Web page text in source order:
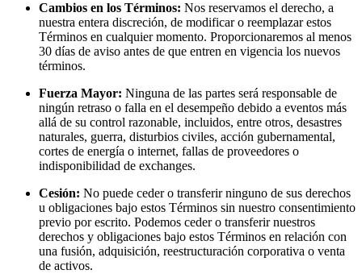
Cambios en los Términos: Nos reservamos el derecho, a
nuestra entera discreción, de modificar o reemplazar estos
Términos en cualquier momento. Proporcionaremos al menos
30 días de aviso antes de que entren en vigencia los nuevos
términos.
Fuerza Mayor: Ninguna de las partes será responsable de
ningún retraso o falla en el desempeño debido a eventos más
allá de su control razonable, incluidos, entre otros, desastres
naturales, guerra, disturbios civiles, acción gubernamental,
cortes de energía o internet, fallas de proveedores o
indisponibilidad de exchanges.
Cesión: No puede ceder o transferir ninguno de sus derechos
u obligaciones bajo estos Términos sin nuestro consentimiento
previo por escrito. Podemos ceder o transferir nuestros
derechos y obligaciones bajo estos Términos en relación con
una fusión, adquisición, reestructuración corporativa o venta
de activos.